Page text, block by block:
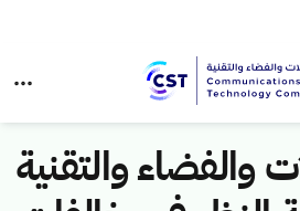
والفضاء والتقنية